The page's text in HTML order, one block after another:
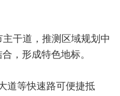
干道，推测区域规划中
，形成特色地标。
道等快速路可便捷抵